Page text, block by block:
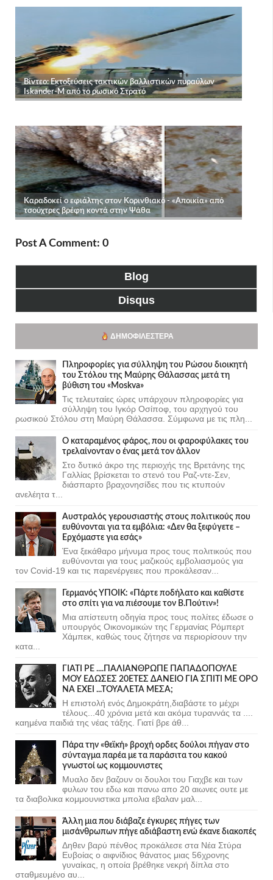
Post A Comment: 0
Blog
Disqus
ΔΗΜΟΦΙΛΈΣΤΕΡΑ
Πληροφορίες για σύλληψη του Ρώσου διοικητή
του Στόλου της Mαύρης Θάλασσας μετά τη
βύθιση του «Moskva»
Τις τελευταίες ώρες υπάρχουν πληροφορίες για
σύλληψη του Ιγκόρ Οσίποφ, του αρχηγού του
ρωσικού Στόλου στη Μαύρη Θάλασσα. Σύμφωνα με τις πλη...
Ο καταραμένος φάρος, που οι φαροφύλακες του
τρελαίνονταν ο ένας μετά τον άλλον
Στο δυτικό άκρο της περιοχής της Βρετάνης της
Γαλλίας βρίσκεται το στενό του Ραζ-ντε-Σεν,
διάσπαρτο βραχονησίδες που τις κτυπούν
ανελέητα τ...
Αυστραλός γερουσιαστής στους πολιτικούς που
ευθύνονται για τα εμβόλια: «Δεν θα ξεφύγετε –
Ερχόμαστε για εσάς»
Ένα ξεκάθαρο μήνυμα προς τους πολιτικούς που
ευθύνονται για τους μαζικούς εμβολιασμούς για
τον Covid-19 και τις παρενέργειες που προκάλεσαν...
Γερμανός ΥΠΟΙΚ: «Πάρτε ποδήλατο και καθίστε
στο σπίτι για να πιέσουμε τον Β.Πούτιν»!
Μια απίστευτη οδηγία προς τους πολίτες έδωσε ο
υπουργός Οικονομικών της Γερμανίας Ρόμπερτ
Χάμπεκ, καθώς τους ζήτησε να περιορίσουν την
κατα...
ΓΙΑΤΙ ΡΕ ....ΠΑΛΙΑΝΘΡΩΠΕ ΠΑΠΑΔΟΠΟΥΛΕ
ΜΟΥ ΕΔΩΣΕΣ 20ΕΤΕΣ ΔΑΝΕΙΟ ΓΙΑ ΣΠΙΤΙ ΜΕ ΟΡΟ
ΝΑ ΕΧΕΙ ...ΤΟΥΑΛΕΤΑ ΜΕΣΑ;
Η επιστολή ενός Δημοκράτη,διαβάστε το μέχρι
τέλους...40 χρόνια μετά και ακόμα τυραννάς τα ....
καημένα παιδιά της νέας τάξης. Γιατί βρε άθ...
Πάρα την «θεϊκή» βροχή ορδες δούλοι πήγαν στο
σύνταγμα παρέα με τα παράσιτα του κακού
γνωστοί ως κομμουνιστες
Μυαλο δεν βαζουν οι δουλοι του Γιαχβε και των
φυλων του εδω και πανω απο 20 αιωνες ουτε με
τα διαβολικα κομμουνιστικα μπολια εβαλαν μαλ...
Άλλη μια που διάβαζε έγκυρες πήγες των
μισάνθρωπων πήγε αδιάβαστη ενώ έκανε διακοπές
Δηθεν βαρύ πένθος προκάλεσε στα Νέα Στύρα
Ευβοίας ο αιφνίδιος θάνατος μιας 56χρονης
γυναίκας, η οποία βρέθηκε νεκρή δίπλα στο
σταθμευμένο αυ...